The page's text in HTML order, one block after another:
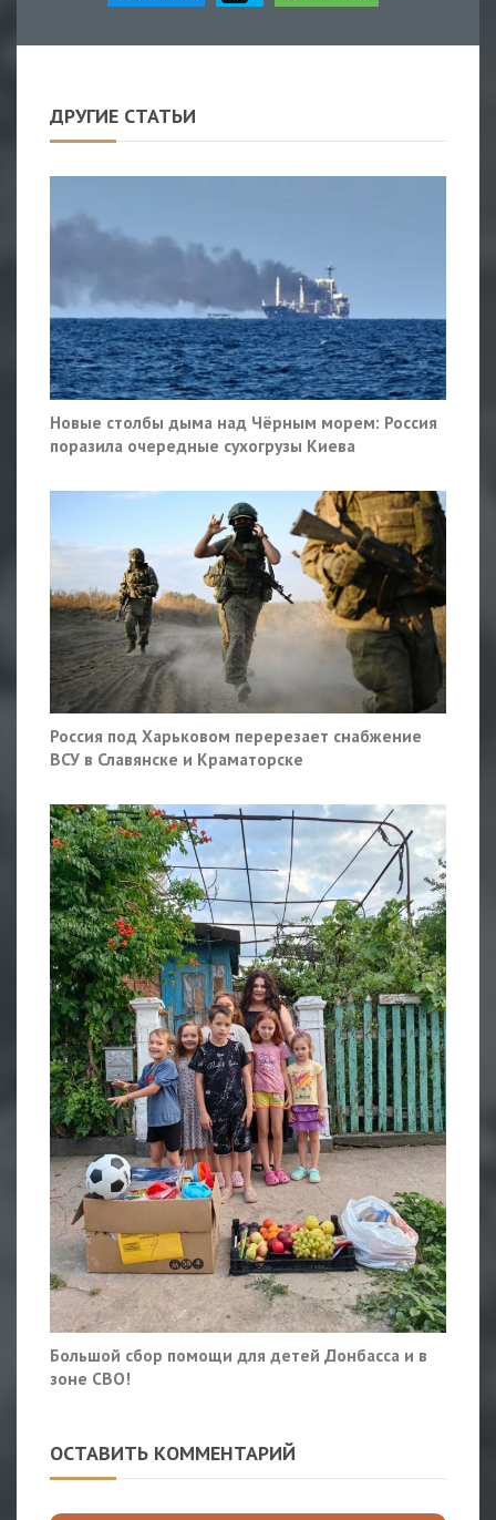
ДРУГИЕ СТАТЬИ
Новые столбы дыма над Чёрным морем: Россия
поразила очередные сухогрузы Киева
Россия под Харьковом перерезает снабжение
ВСУ в Славянске и Краматорске
Большой сбор помощи для детей Донбасса и в
зоне СВО!
ОСТАВИТЬ КОММЕНТАРИЙ